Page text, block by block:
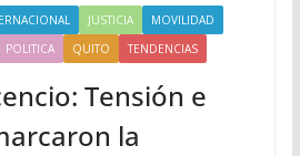
JUSTICIA
MOVILIDAD
POLITICA QUITO TENDENCIAS
Tensión e
la